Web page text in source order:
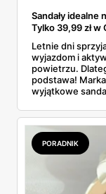
Sandały idealne
Tylko 39,99 zł w
Letnie dni
wyjazdom i
powietrzu.
podstawa!
wyjątkowe
modne i...
PORADNIK